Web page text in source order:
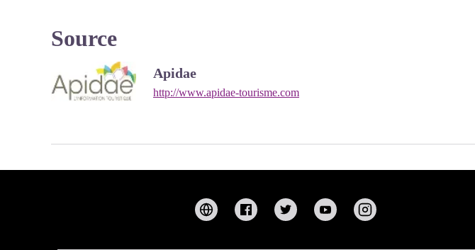
Source
Apidae
http://www.apidae-tourisme.com